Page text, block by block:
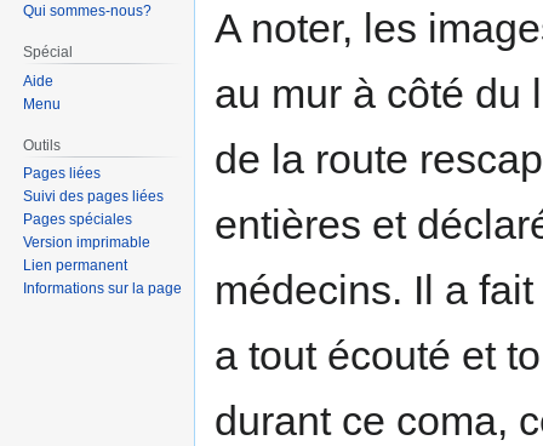
A noter, les
au mur à côté du
de la route
entières et
médecins. Il a
a tout écouté et
durant ce coma,
Qui sommes-nous?
Spécial
Aide
Menu
Outils
Pages liées
Suivi des pages liées
Pages spéciales
Version imprimable
Lien permanent
Informations sur la page